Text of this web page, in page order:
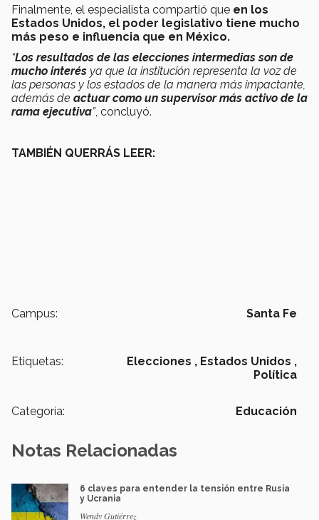
Finalmente, el especialista compartió que en los
Estados Unidos, el poder legislativo tiene mucho
más peso e influencia que en México.
“Los resultados de las elecciones intermedias son de
mucho interés ya que la institución representa la voz de
las personas y los estados de la manera más impactante,
además de actuar como un supervisor más activo de la
rama ejecutiva”, concluyó.
TAMBIÉN QUERRÁS LEER:
Campus: Santa Fe
Etiquetas: Elecciones , Estados Unidos ,
Política
Categoría: Educación
Notas Relacionadas
6 claves para entender la tensión entre Rusia
y Ucrania
Wendy Gutiérrez